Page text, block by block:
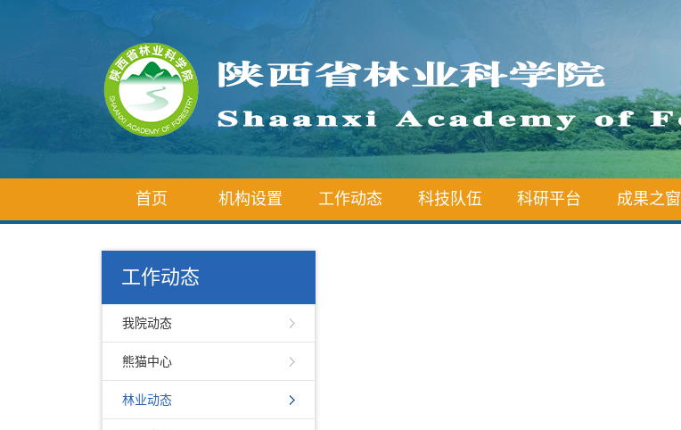
首页 机构设置 工作动态 科技队伍 科研平台 成果之窗
工作动态
我院动态
熊猫中心
林业动态